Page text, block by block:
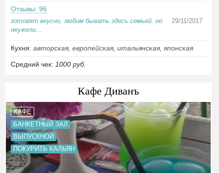
Отзывы: 96
готовят вкусно, любим бывать здесь семьей. но
неужели...
29/11/2017
Кухня: авторская европейская итальянская японская
Средний чек: 1000 руб.
Кафе Диванъ
КАФЕ
БАНКЕТНЫЙ ЗАЛ
ВЫПУСКНОЙ
ПОКУРИТЬ КАЛЬЯН